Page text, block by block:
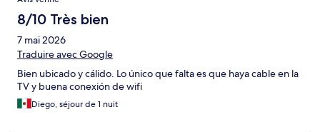
8/10 Très bien
7 mai 2026
Traduire avec Google
Bien ubicado y cálido. Lo único que falta es que haya cable en la
TV y buena conexión de wifi
Diego, séjour de 1 nuit